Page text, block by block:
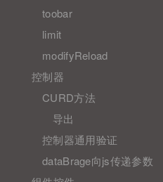
toobar
limit
modifyReload
控制器
CURD方法
导出
控制器通用验证
dataBrage向js传递参数